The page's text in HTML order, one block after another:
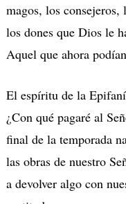
magos, los consejeros,
los dones que Dios le
Aquel que ahora
El espíritu de la
¿Con qué pagaré al
final de la temporada
las obras de nuestro
a devolver algo con